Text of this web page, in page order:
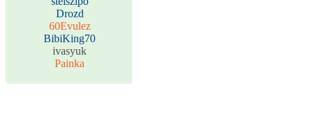
Drozd
60Evulez
BibiKing70
ivasyuk
Painka